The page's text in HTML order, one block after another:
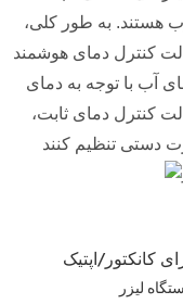
هستند. به طور کلی،
کنترل دمای هوشمند
آب با توجه به دمای
کنترل دمای ثابت،
لیزر